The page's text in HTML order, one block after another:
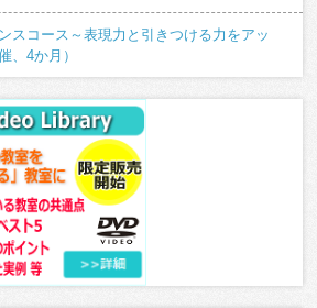
スコース～表現力と引きつける力をアッ
、4か月）